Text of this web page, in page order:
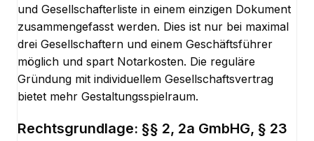
und Gesellschafterliste in einem einzigen Dokument
zusammengefasst werden. Dies ist nur bei maximal
drei Gesellschaftern und einem Geschäftsführer
möglich und spart Notarkosten. Die reguläre
Gründung mit individuellem Gesellschaftsvertrag
bietet mehr Gestaltungsspielraum.
Rechtsgrundlage: §§ 2, 2a GmbHG, § 23